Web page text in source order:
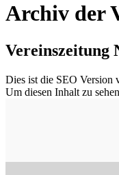
Archiv der
Vereinszeitung
Dies ist die SEO Version
Um diesen Inhalt zu